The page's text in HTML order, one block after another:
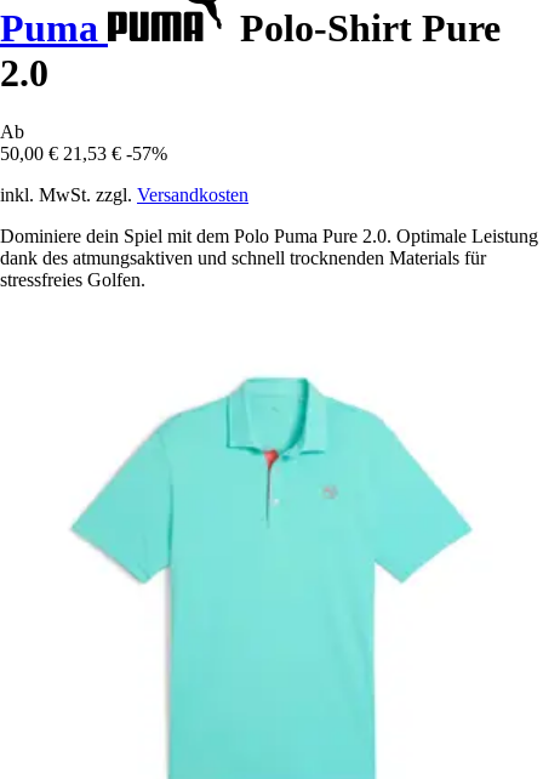
Puma
Polo-Shirt Pure
2.0
Ab
50,00 € 21,53 € -57%
inkl. MwSt. zzgl. Versandkosten
Dominiere dein Spiel mit dem Polo Puma Pure 2.0. Optimale Leistung
dank des atmungsaktiven und schnell trocknenden Materials für
stressfreies Golfen.